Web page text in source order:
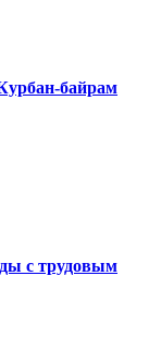
байрам
с трудовым